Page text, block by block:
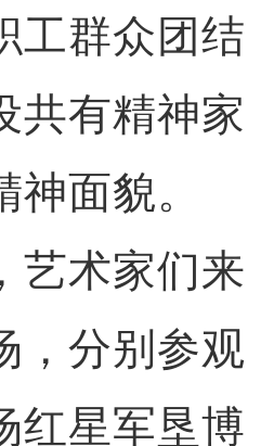
工群众团结
共有精神家
神面貌。
术家们来
，分别参观
红星军垦博